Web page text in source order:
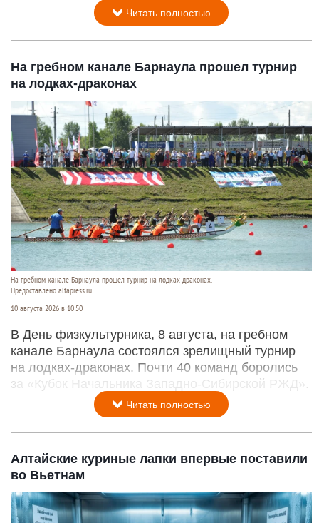
Читать полностью
На гребном канале Барнаула прошел турнир
на лодках-драконах
На гребном канале Барнаула прошел турнир на лодках-драконах.
Предоставлено altapress.ru
10 августа 2026 в 10:50
В День физкультурника, 8 августа, на гребном
канале Барнаула состоялся зрелищный турнир
на лодках-драконах. Почти 40 команд боролись
за «Кубок Начальника Западно-Сибирской РЖД».
Читать полностью
Алтайские куриные лапки впервые поставили
во Вьетнам